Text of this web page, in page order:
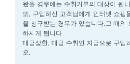
왔을 경우에는 수취거부의 대상이 됩
또, 구입하신 고객님에게 인터넷 쇼핑
을 청구받는 경우가 있습니다.그 때의
하시게 됩니다.
대금상환, 대금 수취인 지급으로 구입
오.